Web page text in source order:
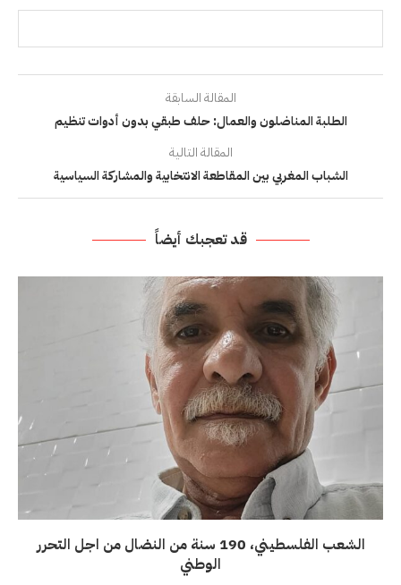
المقالة السابقة
الطلبة المناضلون والعمال: حلف طبقي بدون أدوات تنظيم
المقالة التالية
الشباب المغربي بين المقاطعة الانتخابية والمشاركة السياسية
قد تعجبك أيضاً
الشعب الفلسطيني، 190 سنة من النضال من اجل التحرر
الوطني